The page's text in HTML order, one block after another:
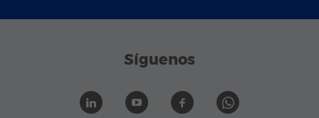
Síguenos